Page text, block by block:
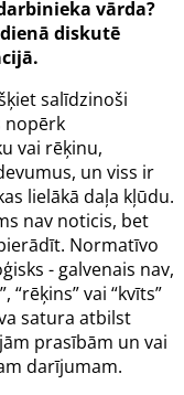
vārda?
diskutē
salīdzinoši
nopērk
vai rēķinu,
un viss ir
lielākā daļa kļūdu.
nav noticis, bet
Normatīvo
- galvenais nav,
“rēķins” vai “kvīts”
satura atbilst
prasībām un vai
darījumam.